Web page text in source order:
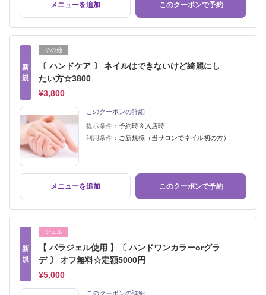
メニューを追加 このクーポンで予約
新
規
その他
〔 ハンドケア 〕 ネイルはできないけど綺麗にし
たい方☆3800
¥3,800
このクーポンの詳細
提示条件： 予約時＆入店時
利用条件： ご新規様（当サロンでネイル初の方）
メニューを追加 このクーポンで予約
新
規
ジェル
【 パラジェル使用 】〔 ハンドワンカラーorグラ
デ 〕 オフ無料☆定額5000円
¥5,000
このクーポンの詳細